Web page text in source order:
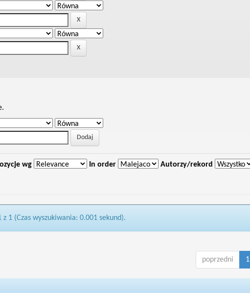
wg In order Autorzy/rekord
z 1 (Czas wyszukiwania: 0.001 sekund).
poprzedni 1